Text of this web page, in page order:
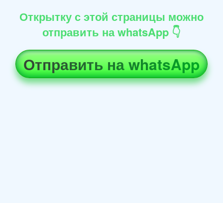
Открытку с этой страницы можно
отправить на whatsApp 👇
Отправить на whatsApp